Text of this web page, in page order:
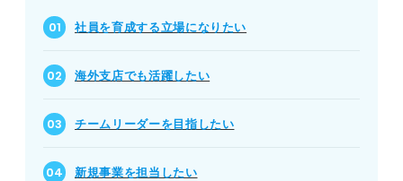
社員を育成する立場になりたい
海外支店でも活躍したい
チームリーダーを目指したい
新規事業を担当したい